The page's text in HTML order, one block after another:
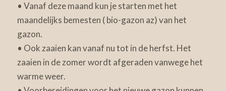
• Vanaf deze maand kun je starten met het
maandelijks bemesten ( bio-gazon az) van het
gazon.
• Ook zaaien kan vanaf nu tot in de herfst. Het
zaaien in de zomer wordt afgeraden vanwege het
warme weer.